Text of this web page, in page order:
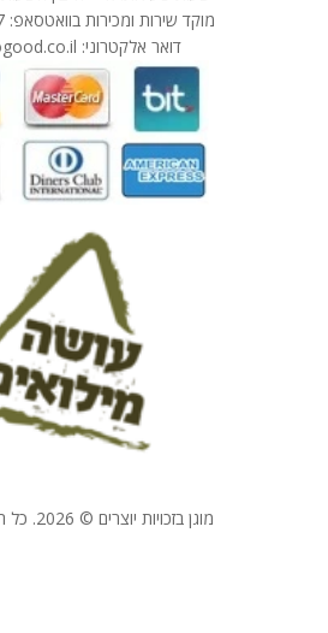
מוקד שירות ומכירות בוואטסאפ: 055-9845327
דואר אלקטרוני: info@gogood.co.il
מוגן בזכויות יוצרים © 2026. כל הזכויות שמורות.